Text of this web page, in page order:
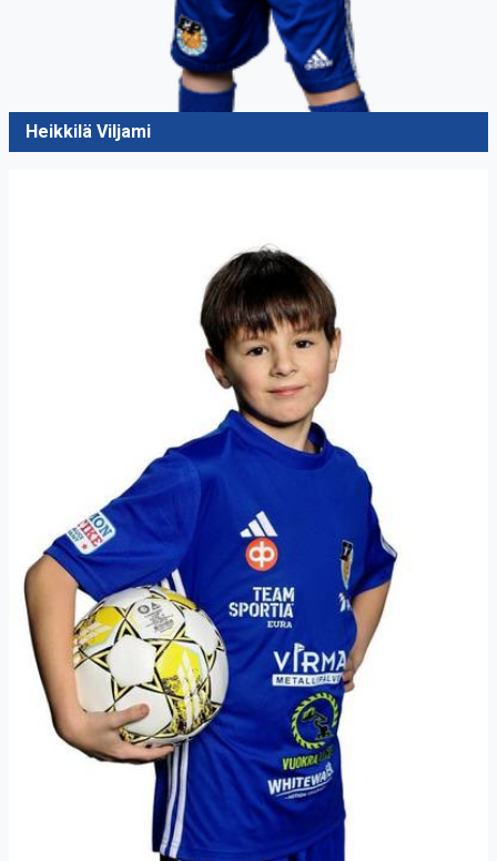
Heikkilä Viljami